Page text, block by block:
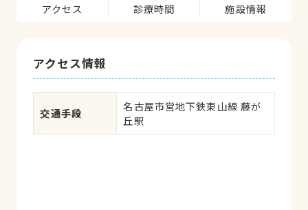
アクセス 診療時間 施設情報
アクセス情報
交通手段
名古屋市営地下鉄東山線 藤が
丘駅